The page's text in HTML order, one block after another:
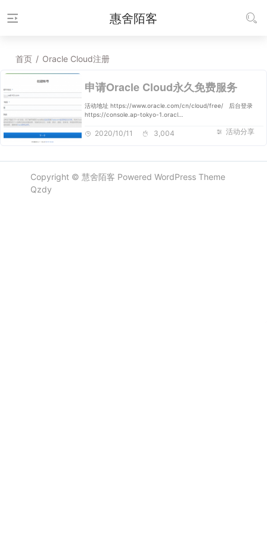
惠舍陌客
首页 / Oracle Cloud注册
申请Oracle Cloud永久免费服务
活动地址 https://www.oracle.com/cn/cloud/free/ 后台登录
https://console.ap-tokyo-1.oracl…
活动分享
2020/10/11 3,004
Copyright © 慧舍陌客 Powered WordPressTheme
Qzdy